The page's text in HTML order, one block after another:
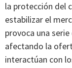
la protección del
estabilizar el
provoca una
afectando la
interactúan con